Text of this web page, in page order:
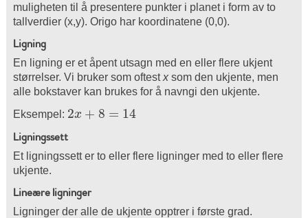
muligheten til å presentere punkter i planet i form av to
tallverdier (x,y). Origo har koordinatene (0,0).
Ligning
En ligning er et åpent utsagn med en eller flere ukjent
størrelser. Vi bruker som oftestxsom den ukjente, men
alle bokstaver kan brukes for å navngi den ukjente.
Eksempel: 2x + 8 = 14
2x+ 8= 14
Ligningssett
Et ligningssett er to eller flere ligninger med to eller flere
ukjente.
Lineære ligninger
Ligninger der alle de ukjente opptrer i første grad.